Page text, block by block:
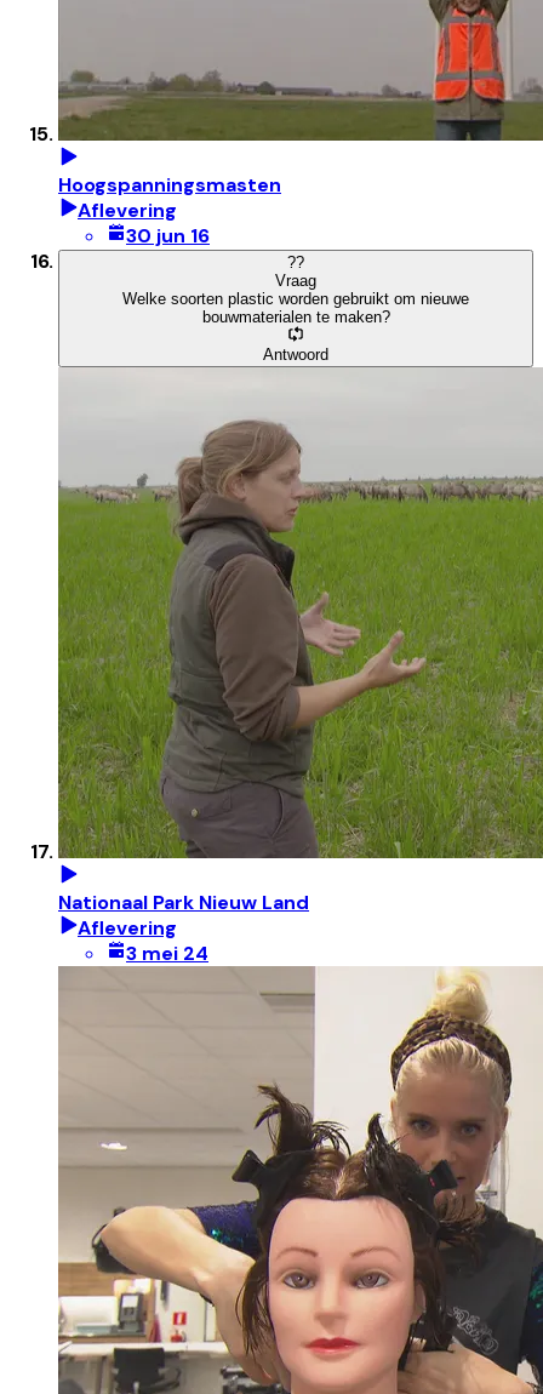
Hoogspanningsmasten
Aflevering
30 jun 16
??
Vraag
Welke soorten plastic worden gebruikt om nieuwe
bouwmaterialen te maken?
Antwoord
Nationaal Park Nieuw Land
Aflevering
3 mei 24